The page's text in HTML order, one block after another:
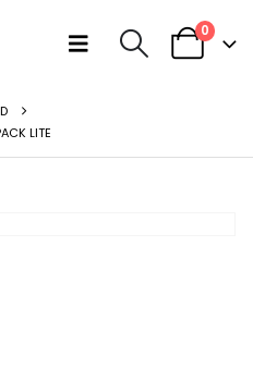
0
LITE